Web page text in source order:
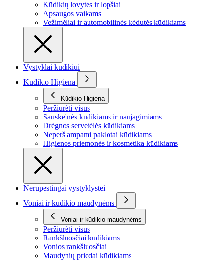
Kūdikių lovytės ir lopšiai
Apsaugos vaikams
Vežimėliai ir automobilinės kėdutės kūdikiams
Vystyklai kūdikiui
Kūdikio Higiena
Kūdikio Higiena
Peržiūrėti visus
Sauskelnės kūdikiams ir naujagimiams
Drėgnos servetėlės kūdikiams
Neperšlampami paklotai kūdikiams
Higienos priemonės ir kosmetika kūdikiams
Nerūpestingai vystyklystei
Voniai ir kūdikio maudynėms
Voniai ir kūdikio maudynėms
Peržiūrėti visus
Rankšluosčiai kūdikiams
Vonios rankšluosčiai
Maudynių priedai kūdikiams